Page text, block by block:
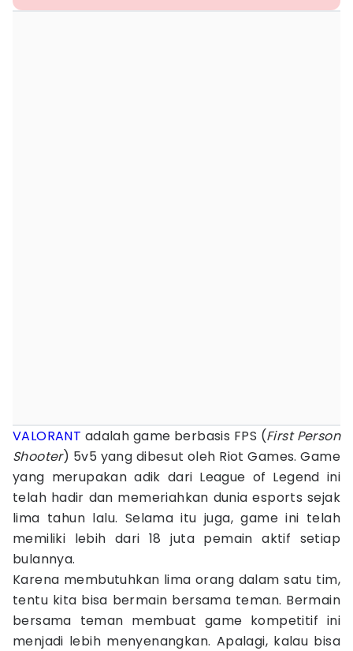
VALORANT adalah game berbasis FPS (First Person
Shooter) 5v5 yang dibesut oleh Riot Games. Game
yang merupakan adik dari League of Legend ini
telah hadir dan memeriahkan dunia esports sejak
lima tahun lalu. Selama itu juga, game ini telah
memiliki lebih dari 18 juta pemain aktif setiap
bulannya.
Karena membutuhkan lima orang dalam satu tim,
tentu kita bisa bermain bersama teman. Bermain
bersama teman membuat game kompetitif ini
menjadi lebih menyenangkan. Apalagi, kalau bisa